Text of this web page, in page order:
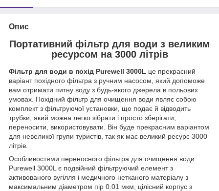
Опис
Портативний фільтр для води з великим
ресурсом на 3000 літрів
Фільтр для води в похід Purewell 3000L це прекрасний
варіант похідного фільтра з ручним насосом, який допоможе
вам отримати питну воду з будь-якого джерела в польових
умовах. Похідний фільтр для очищення води являє собою
комплект з фільтруючої установки, що подає й відводить
трубки, який можна легко зібрати і просто зберігати,
переносити, використовувати. Він буде прекрасним варіантом
для невеликої групи туристів, так як має великий ресурс 3000
літрів.
Особливостями переносного фільтра для очищення води
Purewell 3000L є подвійний фільтруючий елемент з
активованого вугілля і медичного нетканого матеріалу з
максимальним діаметром пір 0.01 мкм, цілісний корпус з